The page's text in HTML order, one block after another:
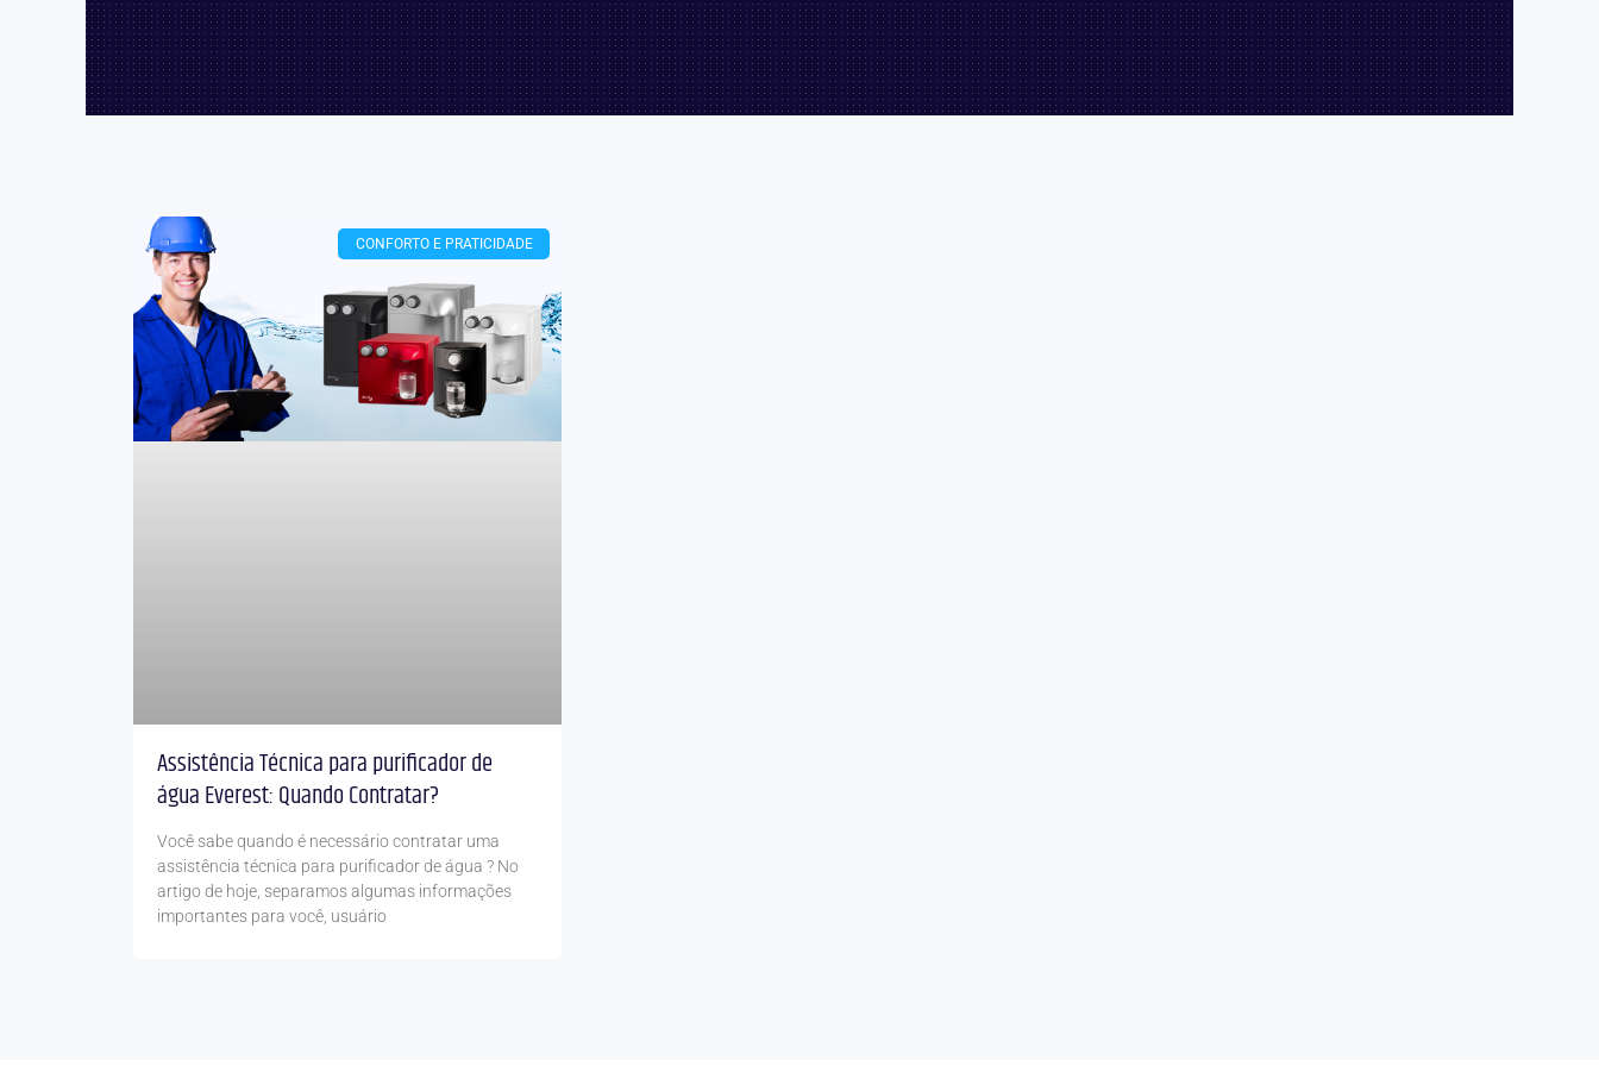
CONFORTO E PRATICIDADE
Assistência Técnica para purificador de
água Everest: Quando Contratar?
Você sabe quando é necessário contratar uma
assistência técnica para purificador de água ? No
artigo de hoje, separamos algumas informações
importantes para você, usuário